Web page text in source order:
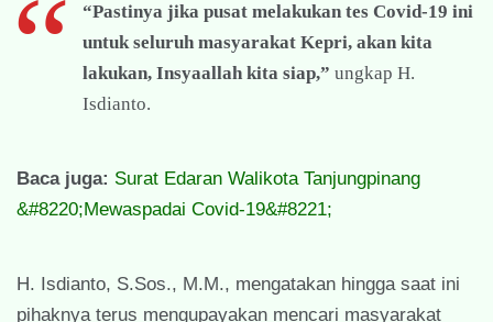
“Pastinya jika pusat melakukan tes Covid-19 ini
untuk seluruh masyarakat Kepri, akan kita
lakukan, Insyaallah kita siap,” ungkap H.
Isdianto.
Baca juga: Surat Edaran Walikota Tanjungpinang
&#8220;Mewaspadai Covid-19&#8221;
H. Isdianto, S.Sos., M.M., mengatakan hingga saat ini
pihaknya terus mengupayakan mencari masyarakat